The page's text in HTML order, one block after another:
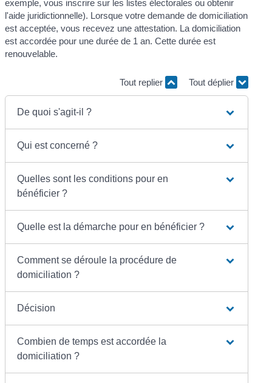
exemple, vous inscrire sur les listes électorales ou obtenir
l'aide juridictionnelle). Lorsque votre demande de domiciliation
est acceptée, vous recevez une attestation. La domiciliation
est accordée pour une durée de 1 an. Cette durée est
renouvelable.
Tout replier Tout déplier
De quoi s'agit-il ?
Qui est concerné ?
Quelles sont les conditions pour en
bénéficier ?
Quelle est la démarche pour en bénéficier ?
Comment se déroule la procédure de
domiciliation ?
Décision
Combien de temps est accordée la
domiciliation ?